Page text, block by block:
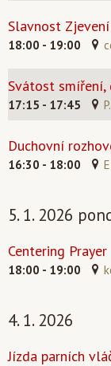
Slavnost Zjevení
18:00 - 19:00
Svátost
17:15 - 17:45
Duchovní
16:30 - 18:00
5. 1. 2026
Centering Prayer
18:00 - 19:00
4. 1. 2026
Jízda parních